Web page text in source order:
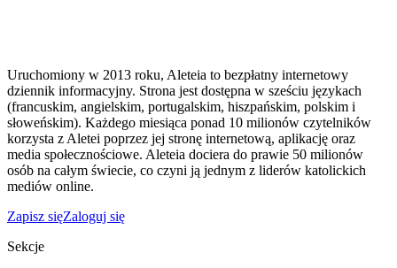
Uruchomiony w 2013 roku, Aleteia to bezpłatny internetowy
dziennik informacyjny. Strona jest dostępna w sześciu językach
(francuskim, angielskim, portugalskim, hiszpańskim, polskim i
słoweńskim). Każdego miesiąca ponad 10 milionów czytelników
korzysta z Aletei poprzez jej stronę internetową, aplikację oraz
media społecznościowe. Aleteia dociera do prawie 50 milionów
osób na całym świecie, co czyni ją jednym z liderów katolickich
mediów online.
Zapisz sięZaloguj się
Sekcje